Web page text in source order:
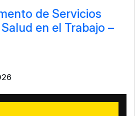
de Servicios
en el Trabajo –